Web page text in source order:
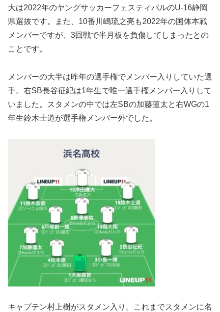
大は2022年のヤングサッカーフェスティバルのU-16静岡
県選抜です。また、10番川嶋琉之亮も2022年の国体本戦
メンバーですが、3回戦で半月板を負傷してしまったとの
ことです。
メンバーの大半は昨年の選手権でメンバー入りしていた選
手。右SB長谷征紀は1年生で唯一選手権メンバー入りして
いました。スタメンの中では左SBの加藤蓮太と右WGの1
年生鈴木士道が選手権メンバー外でした。
キャプテン村上樹がスタメン入り。これまでスタメンに名